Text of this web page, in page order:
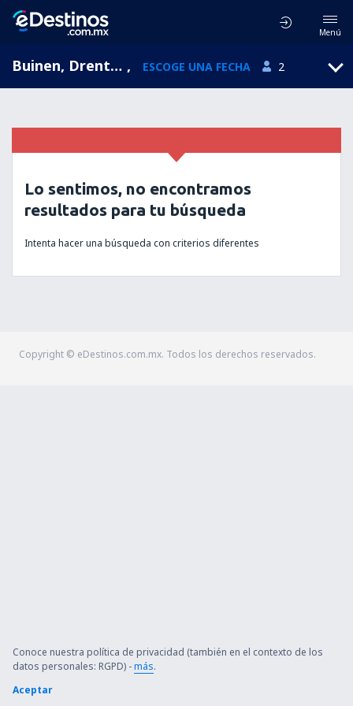
Menú
Buinen, Drenthe, Holanda , ESCOGE UNA FECHA 2
Lo sentimos, no encontramos
resultados para tu búsqueda
Intenta hacer una búsqueda con criterios diferentes
Copyright © eDestinos.com.mx. Todos los derechos reservados.
Conoce nuestra política de privacidad (también en el contexto de los
datos personales: RGPD) -más.
Aceptar